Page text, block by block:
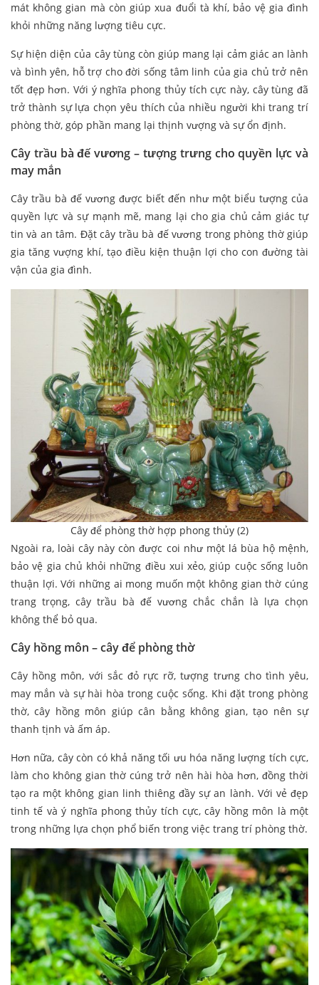
mát không gian mà còn giúp xua đuổi tà khí, bảo vệ gia đình
khỏi những năng lượng tiêu cực.
Sự hiện diện của cây tùng còn giúp mang lại cảm giác an lành
và bình yên, hỗ trợ cho đời sống tâm linh của gia chủ trở nên
tốt đẹp hơn. Với ý nghĩa phong thủy tích cực này, cây tùng đã
trở thành sự lựa chọn yêu thích của nhiều người khi trang trí
phòng thờ, góp phần mang lại thịnh vượng và sự ổn định.
Cây trầu bà đế vương – tượng trưng cho quyền lực và
may mắn
Cây trầu bà đế vương được biết đến như một biểu tượng của
quyền lực và sự mạnh mẽ, mang lại cho gia chủ cảm giác tự
tin và an tâm. Đặt cây trầu bà đế vương trong phòng thờ giúp
gia tăng vượng khí, tạo điều kiện thuận lợi cho con đường tài
vận của gia đình.
Cây để phòng thờ hợp phong thủy (2)
Ngoài ra, loài cây này còn được coi như một lá bùa hộ mệnh,
bảo vệ gia chủ khỏi những điều xui xẻo, giúp cuộc sống luôn
thuận lợi. Với những ai mong muốn một không gian thờ cúng
trang trọng, cây trầu bà đế vương chắc chắn là lựa chọn
không thể bỏ qua.
Cây hồng môn – cây để phòng thờ
Cây hồng môn, với sắc đỏ rực rỡ, tượng trưng cho tình yêu,
may mắn và sự hài hòa trong cuộc sống. Khi đặt trong phòng
thờ, cây hồng môn giúp cân bằng không gian, tạo nên sự
thanh tịnh và ấm áp.
Hơn nữa, cây còn có khả năng tối ưu hóa năng lượng tích cực,
làm cho không gian thờ cúng trở nên hài hòa hơn, đồng thời
tạo ra một không gian linh thiêng đầy sự an lành. Với vẻ đẹp
tinh tế và ý nghĩa phong thủy tích cực, cây hồng môn là một
trong những lựa chọn phổ biến trong việc trang trí phòng thờ.